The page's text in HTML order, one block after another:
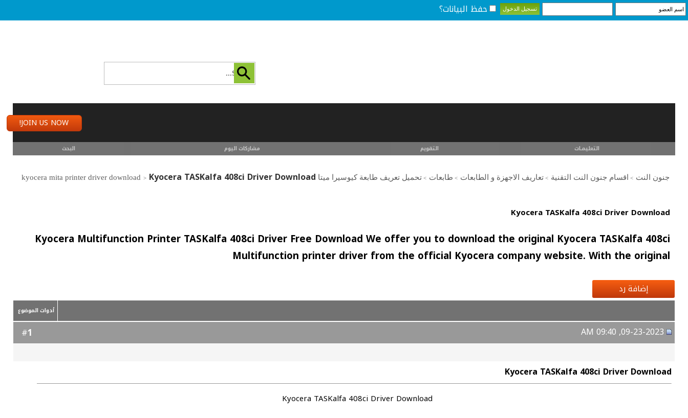
حفظ البيانات؟
JOIN US NOW!
التعليمـــات التقويم مشاركات اليوم البحث
جنون النت > اقسام جنون النت التقنية > تعاريف الاجهزة و الطابعات > طابعات > تحميل تعريف طابعة كيوسيرا ميتا kyocera mita printer driver download > Kyocera TASKalfa 408ci Driver Download
Kyocera TASKalfa 408ci Driver Download
Kyocera Multifunction Printer TASKalfa 408ci Driver Free Download We offer you to download the original Kyocera TASKalfa 408ci
Multifunction printer driver from the official Kyocera company website. With the original
إضافة رد
أدوات الموضوع
1
Kyocera TASKalfa 408ci Driver Download
Kyocera TASKalfa 408ci Driver Download